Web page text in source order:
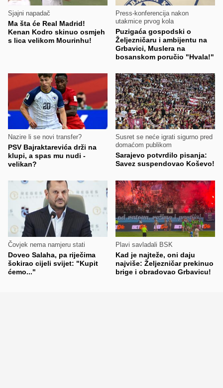
Sjajni napadač
Ma šta će Real Madrid!
Kenan Kodro skinuo osmjeh
s lica velikom Mourinhu!
Press-konferencija nakon
utakmice prvog kola
Puzigaća gospodski o
Željezničaru i ambijentu na
Grbavici, Muslera na
bosanskom poručio "Hvala!"
Nazire li se novi transfer?
PSV Bajraktarevića drži na
klupi, a spas mu nudi -
velikan?
Susret se neće igrati sigurno pred
domaćom publikom
Sarajevo potvrdilo pisanja:
Savez suspendovao Koševo!
Čovjek nema namjeru stati
Doveo Salaha, pa riječima
šokirao cijeli svijet: "Kupit
ćemo..."
Plavi savladali BSK
Kad je najteže, oni daju
najviše: Željezničar prekinuo
brige i obradovao Grbavicu!